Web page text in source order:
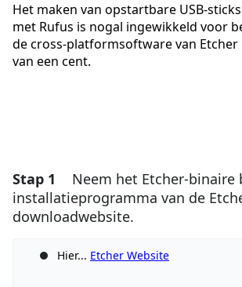
Het maken van opstartbare USB-
met Rufus is nogal ingewikkeld voor
de cross-platformsoftware van
van een cent.
Stap 1
Neem het Etcher-binaire
installatieprogramma van de
downloadwebsite.
Hier... Etcher Website